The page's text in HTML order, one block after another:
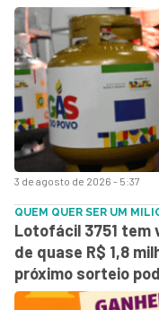
3 de agosto de 2026 - 5:37
QUEM QUER SER UM
Lotofácil 3751 tem
de quase R$ 1,8
próximo sorteio